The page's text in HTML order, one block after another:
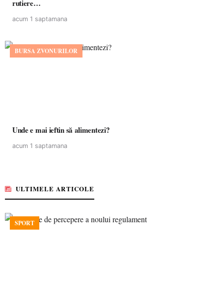
rutiere…
acum 1 saptamana
BURSA ZVONURILOR
Unde e mai ieftin să alimentezi?
acum 1 saptamana
ULTIMELE ARTICOLE
SPORT